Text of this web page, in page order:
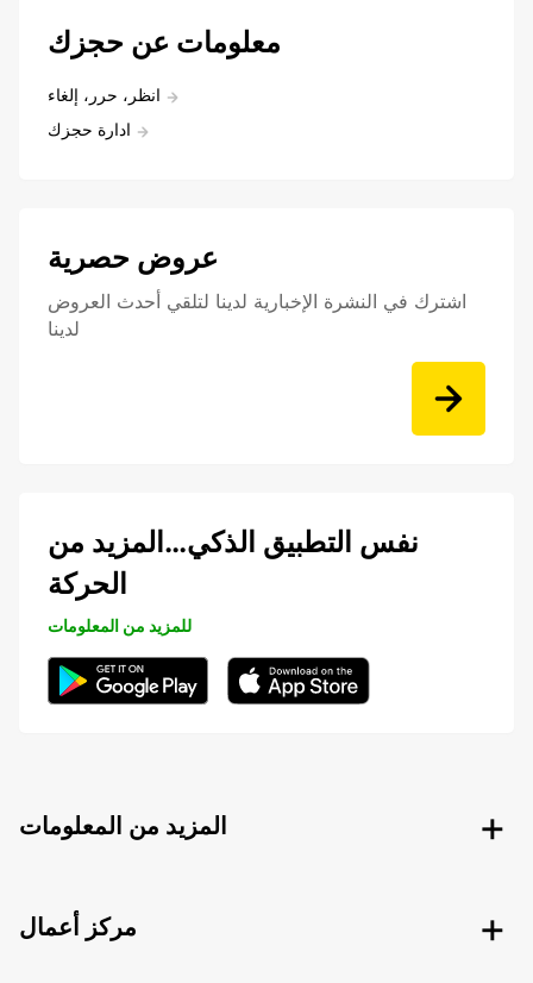
معلومات عن حجزك
انظر، حرر، إلغاء
ادارة حجزك
عروض حصرية
اشترك في النشرة الإخبارية لدينا لتلقي أحدث العروض
لدينا
نفس التطبيق الذكي…المزيد من
الحركة
للمزيد من المعلومات
المزيد من المعلومات
مركز أعمال